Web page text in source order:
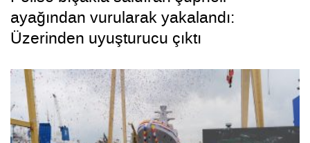
ayağından vurularak yakalandı:
Üzerinden uyuşturucu çıktı